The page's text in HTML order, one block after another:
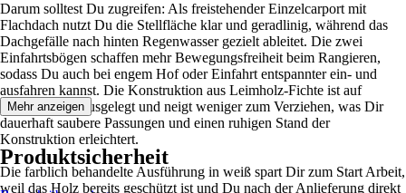
Darum solltest Du zugreifen: Als freistehender Einzelcarport mit
Flachdach nutzt Du die Stellfläche klar und geradlinig, während das
Dachgefälle nach hinten Regenwasser gezielt ableitet. Die zwei
Einfahrtsbögen schaffen mehr Bewegungsfreiheit beim Rangieren,
sodass Du auch bei engem Hof oder Einfahrt entspannter ein- und
ausfahren kannst. Die Konstruktion aus Leimholz-Fichte ist auf
Formstabilität ausgelegt und neigt weniger zum Verziehen, was Dir
dauerhaft saubere Passungen und einen ruhigen Stand der
Konstruktion erleichtert.
Die farblich behandelte Ausführung in weiß spart Dir zum Start Arbeit,
weil das Holz bereits geschützt ist und Du nach der Anlieferung direkt
Mehr anzeigen
Produktsicherheit